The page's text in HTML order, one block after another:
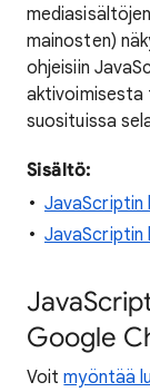
mainosten)
ohjeisiin
suosituissa
Sisältö:
JavaScriptin
JavaScriptin
Google
Voitmyöntää